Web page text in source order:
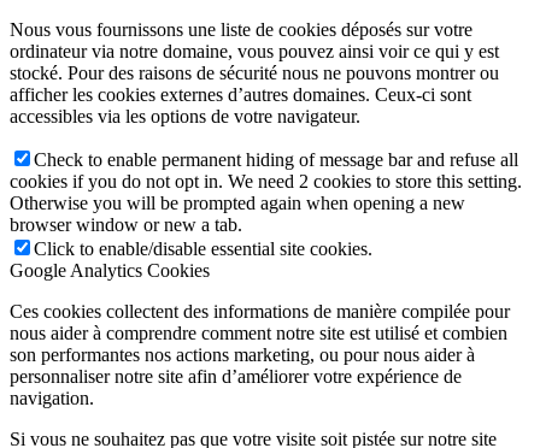
Nous vous fournissons une liste de cookies déposés sur votre
ordinateur via notre domaine, vous pouvez ainsi voir ce qui y est
stocké. Pour des raisons de sécurité nous ne pouvons montrer ou
afficher les cookies externes d’autres domaines. Ceux-ci sont
accessibles via les options de votre navigateur.
Check to enable permanent hiding of message bar and refuse all
cookies if you do not opt in. We need 2 cookies to store this setting.
Otherwise you will be prompted again when opening a new
browser window or new a tab.
Click to enable/disable essential site cookies.
Google Analytics Cookies
Ces cookies collectent des informations de manière compilée pour
nous aider à comprendre comment notre site est utilisé et combien
son performantes nos actions marketing, ou pour nous aider à
personnaliser notre site afin d’améliorer votre expérience de
navigation.
Si vous ne souhaitez pas que votre visite soit pistée sur notre site